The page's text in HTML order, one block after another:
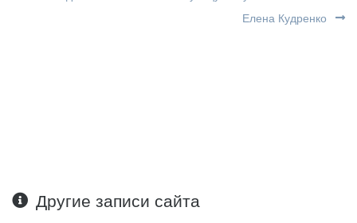
Елена Кудренко
Другие записи сайта